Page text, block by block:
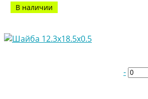
В наличии
-